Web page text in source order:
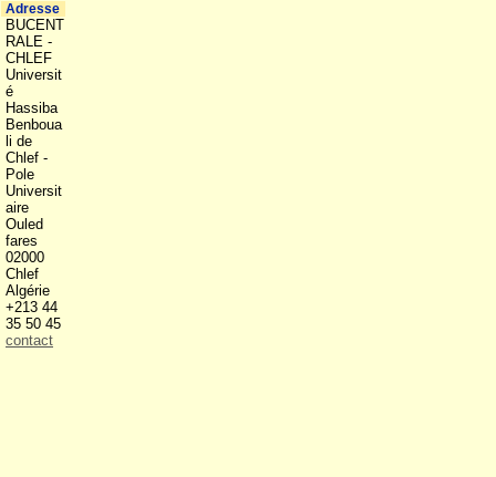
Adresse
BUCENT
RALE -
CHLEF
Universit
é
Hassiba
Benboua
li de
Chlef -
Pole
Universit
aire
Ouled
fares
02000
Chlef
Algérie
+213 44
35 50 45
contact